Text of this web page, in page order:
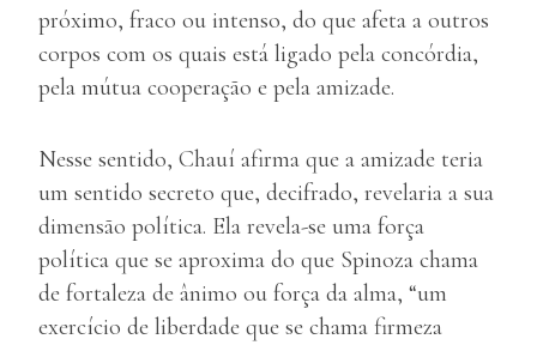
próximo, fraco ou intenso, do que afeta a outros
corpos com os quais está ligado pela concórdia,
pela mútua cooperação e pela amizade.
Nesse sentido, Chauí afirma que a amizade teria
um sentido secreto que, decifrado, revelaria a sua
dimensão política. Ela revela-se uma força
política que se aproxima do que Spinoza chama
de fortaleza de ânimo ou força da alma, “um
exercício de liberdade que se chama firmeza